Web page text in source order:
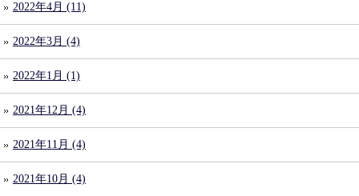
2022年4月 (11)
2022年3月 (4)
2022年1月 (1)
2021年12月 (4)
2021年11月 (4)
2021年10月 (4)